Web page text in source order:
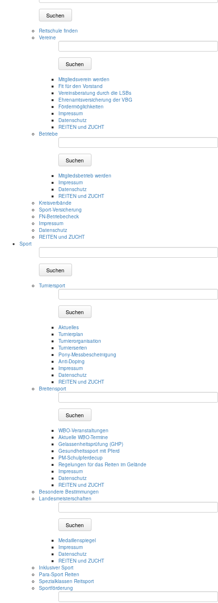
Suchen
Reitschule finden
Vereine
Suchen
Mitgliedsverein werden
Fit für den Vorstand
Vereinsberatung durch die LSBs
Ehrenamtsversicherung der VBG
Fördermöglichkeiten
Impressum
Datenschutz
REITEN und ZUCHT
Betriebe
Suchen
Mitgliedsbetrieb werden
Impressum
Datenschutz
REITEN und ZUCHT
Kreisverbände
Sport-Versicherung
FN-Betriebecheck
Impressum
Datenschutz
REITEN und ZUCHT
Sport
Suchen
Turniersport
Suchen
Aktuelles
Turnierplan
Turnierorganisation
Turnierserien
Pony-Messbescheinigung
Anti-Doping
Impressum
Datenschutz
REITEN und ZUCHT
Breitensport
Suchen
WBO-Veranstaltungen
Aktuelle WBO-Termine
Gelassenheitsprüfung (GHP)
Gesundheitssport mit Pferd
PM-Schulpferdecup
Regelungen für das Reiten im Gelände
Impressum
Datenschutz
REITEN und ZUCHT
Besondere Bestimmungen
Landesmeisterschaften
Suchen
Medaillenspiegel
Impressum
Datenschutz
REITEN und ZUCHT
Inklusiver Sport
Para-Sport Reiten
Spezialklassen Reitsport
Sportförderung